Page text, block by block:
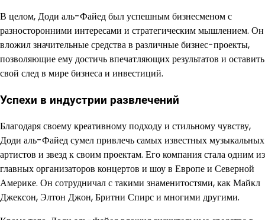
В целом, Доди аль-Файед был успешным бизнесменом с
разносторонними интересами и стратегическим мышлением. Он
вложил значительные средства в различные бизнес-проекты,
позволяющие ему достичь впечатляющих результатов и оставить
свой след в мире бизнеса и инвестиций.
Успехи в индустрии развлечений
Благодаря своему креативному подходу и стильному чувству,
Доди аль-Файед сумел привлечь самых известных музыкальных
артистов и звезд к своим проектам. Его компания стала одним из
главных организаторов концертов и шоу в Европе и Северной
Америке. Он сотрудничал с такими знаменитостями, как Майкл
Джексон, Элтон Джон, Бритни Спирс и многими другими.